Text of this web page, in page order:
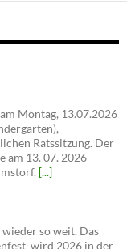
Montag, 13.07.2026
Ratssitzung. Der
am 13. 07. 2026
[...]
so weit. Das
wird 2026 in der